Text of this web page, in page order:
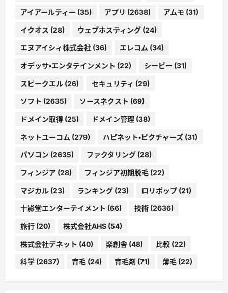
アイアールティー (35) アプリ (2638) アムモ (31)
イクオス (28) ウェブホスティング (24)
エヌアイシィ株式会社 (36) エレコム (34)
オデッサ・エンタテインメント (22) シービー (31)
スピークエル (26) セキュリティ (29)
ソフト (2635) ソースネクスト (69)
ドメイン取得 (25) ドメイン管理 (38)
ネットユーコム (279) ハピネット・ピクチャーズ (31)
パソコン (2635) ファクタリング (28)
フィンジア (28) フィンジア初期脱毛 (22)
マジカル (23) ランキング (23) ロリポップ (21)
十影堂エンターテイメント (66) 技術 (2636)
旅行 (20) 株式会社AHS (54)
株式会社デネット (40) 楽創舎 (48) 比較 (22)
科学 (2637) 育毛 (24) 育毛剤 (71) 薄毛 (22)